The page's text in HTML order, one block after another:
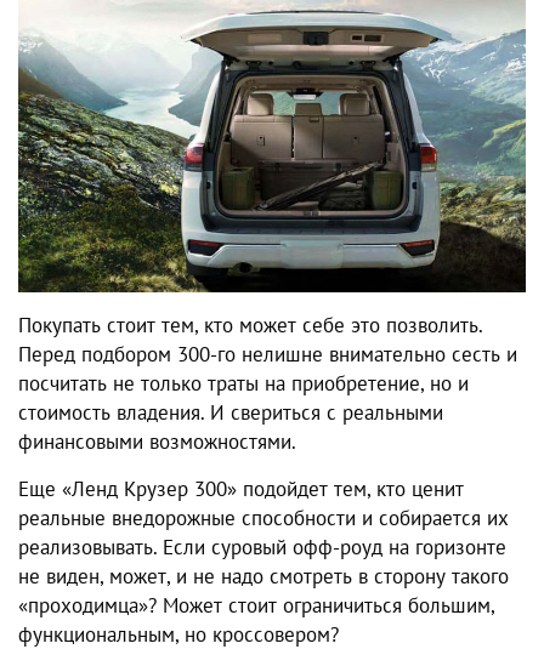
Покупать стоит тем, кто может себе это позволить.
Перед подбором 300-го нелишне внимательно сесть и
посчитать не только траты на приобретение, но и
стоимость владения. И свериться с реальными
финансовыми возможностями.
Еще «Ленд Крузер 300» подойдет тем, кто ценит
реальные внедорожные способности и собирается их
реализовывать. Если суровый офф-роуд на горизонте
не виден, может, и не надо смотреть в сторону такого
«проходимца»? Может стоит ограничиться большим,
функциональным, но кроссовером?